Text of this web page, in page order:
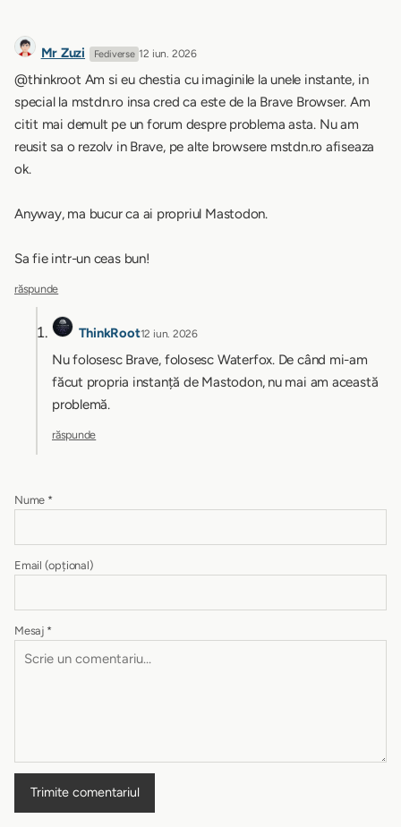
Mr Zuzi Fediverse 12 iun. 2026
@thinkroot Am si eu chestia cu imaginile la unele instante, in
special la mstdn.ro insa cred ca este de la Brave Browser. Am
citit mai demult pe un forum despre problema asta. Nu am
reusit sa o rezolv in Brave, pe alte browsere mstdn.ro afiseaza
ok.
Anyway, ma bucur ca ai propriul Mastodon.
Sa fie intr-un ceas bun!
răspunde
ThinkRoot12 iun. 2026
Nu folosesc Brave, folosesc Waterfox. De când mi-am
făcut propria instanță de Mastodon, nu mai am această
problemă.
răspunde
Nume *
Email (opțional)
Mesaj *
Trimite comentariul